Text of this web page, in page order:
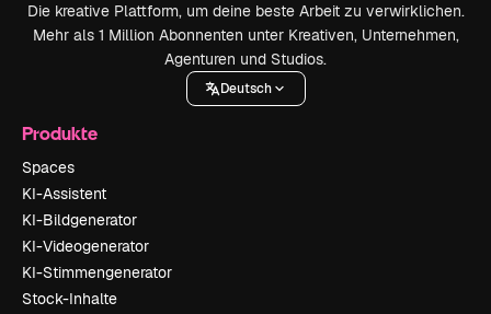
Die kreative Plattform, um deine beste Arbeit zu verwirklichen.
Mehr als 1 Million Abonnenten unter Kreativen, Unternehmen,
Agenturen und Studios.
Deutsch
Produkte
Spaces
KI-Assistent
KI-Bildgenerator
KI-Videogenerator
KI-Stimmengenerator
Stock-Inhalte